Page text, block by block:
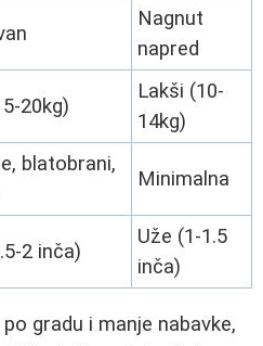
Nagnut
napred
20kg)
Lakši (10-
14kg)
blatobrani,
Minimalna
2 inča)
Uže (1-1.5
inča)
gradu i manje nabavke,